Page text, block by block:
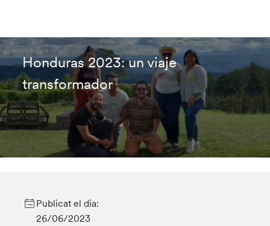
Honduras 2023: un viaje
transformador
Publicat el dia:
26/06/2023